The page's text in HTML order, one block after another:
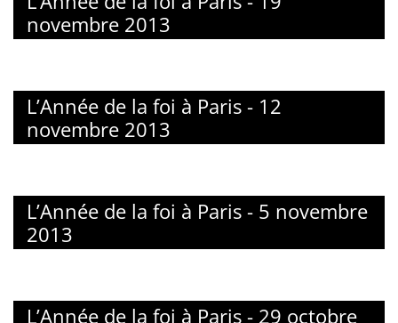
novembre 2013
L’Année de la foi à Paris - 12
novembre 2013
L’Année de la foi à Paris - 5 novembre
2013
L’Année de la foi à Paris - 29 octobre